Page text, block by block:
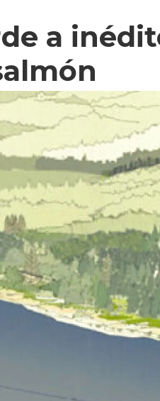
a